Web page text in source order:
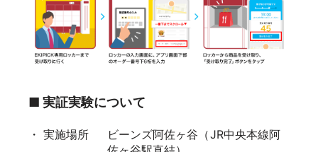
■ 実証実験について
・ 実施場所
ビーンズ阿佐ヶ谷（JR中央本線阿